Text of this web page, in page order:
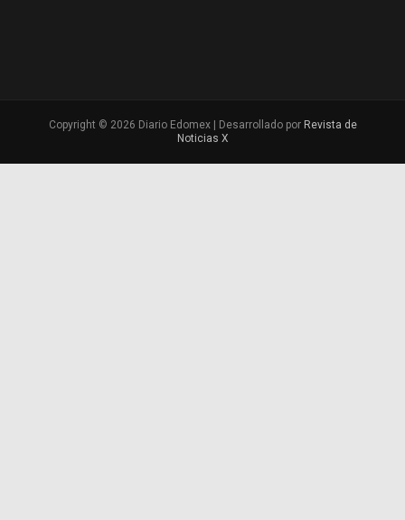
Copyright © 2026 Diario Edomex | Desarrollado por Revista de
Noticias X